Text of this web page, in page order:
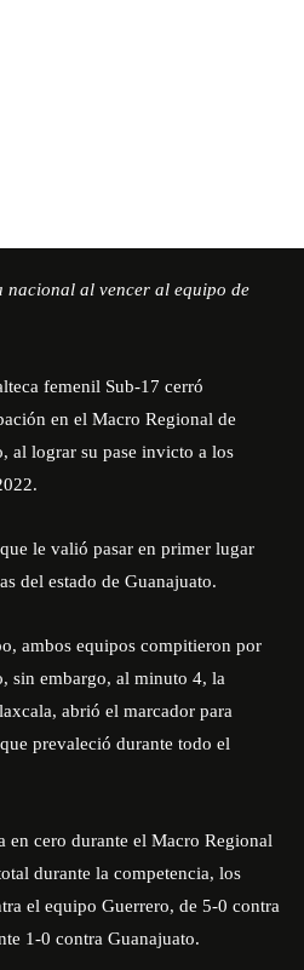
nacional al vencer al equipo de
femenil Sub-17 cerró
en el Macro Regional de
al lograr su pase invicto a los
le valió pasar en primer lugar
del estado de Guanajuato.
ambos equipos compitieron por
sin embargo, al minuto 4, la
abrió el marcador para
prevaleció durante todo el
en cero durante el Macro Regional
durante la competencia, los
el equipo Guerrero, de 5-0 contra
1-0 contra Guanajuato.